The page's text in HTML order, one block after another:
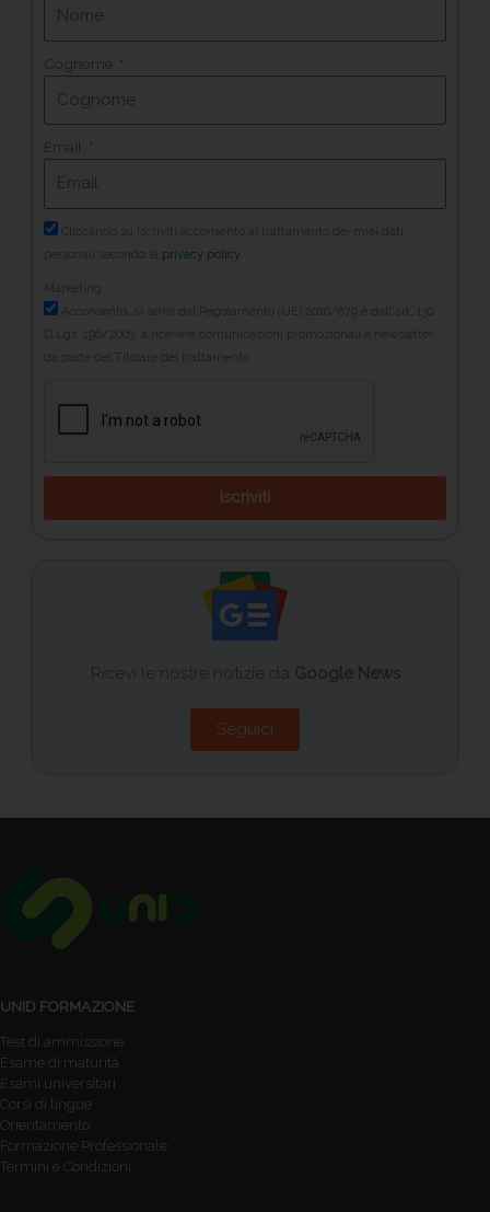
Cognome
Email
Cliccando su Iscriviti acconsento al trattamento dei miei dati
privacy policy
Marketing
Acconsento, ai sensi del Regolamento (UE) 2016/679 e dell'art. 130
D.Lgs. 196/2003, a ricevere comunicazioni promozionali e newsletter
da parte del Titolare del trattamento
Iscriviti
Seguici
UNID FORMAZIONE
Test di ammissione
Esame di maturità
Esami universitari
Corsi di lingue
Orientamento
Formazione Professionale
Termini e Condizioni